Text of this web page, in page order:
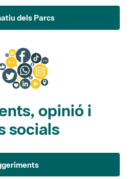
dels Parcs
opinió i
socials